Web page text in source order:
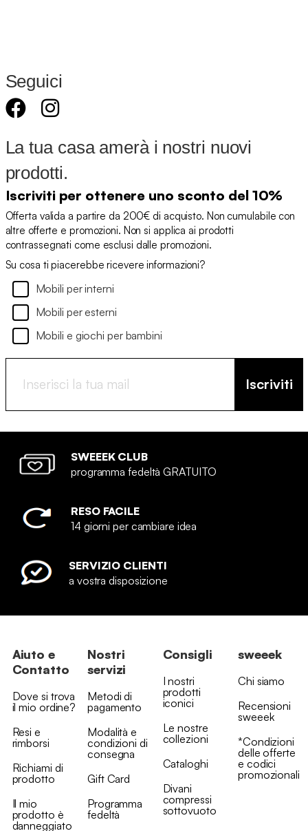
Seguici
La tua casa amerà i nostri nuovi
prodotti.
Iscriviti per ottenere uno sconto del 10%
Offerta valida a partire da 200€ di acquisto. Non cumulabile con
altre offerte e promozioni. Non si applica ai prodotti
contrassegnati come esclusi dalle promozioni.
Su cosa ti piacerebbe ricevere informazioni?
Mobili per interni
Mobili per esterni
Mobili e giochi per bambini
Iscriviti
SWEEEK CLUB
programma fedeltà GRATUITO
RESO FACILE
14 giorni per cambiare idea
SERVIZIO CLIENTI
a vostra disposizione
Aiuto e
Contatto
Dove si trova
il mio ordine?
Resi e
rimborsi
Richiami di
prodotto
Il mio
prodotto è
danneggiato
Nostri
servizi
Metodi di
pagamento
Modalità e
condizioni di
consegna
Gift Card
Programma
fedeltà
Consigli
I nostri
prodotti
iconici
Le nostre
collezioni
Cataloghi
Divani
compressi
sottovuoto
sweeek
Chi siamo
Recensioni
sweeek
*Condizioni
delle offerte
e codici
promozionali